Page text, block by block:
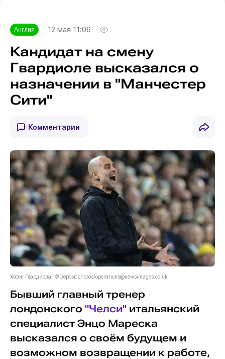
Англия 12 мая 11:06
Кандидат на смену
Гвардиоле высказался о
назначении в "Манчестер
Сити"
Комментарии
Хосеп Гвардиола. ©Depositphotos/operations@newsimages.co.uk
Бывший главный тренер
лондонского "Челси"итальянский
специалист Энцо Мареска
высказался о своём будущем и
возможном возвращении к работе,